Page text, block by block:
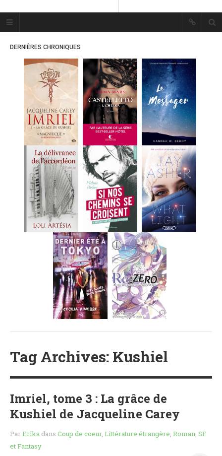
Plume Bleue
« Les mots sont les passants
« Les mots sont les passants
mystérieux de l’âme. »
ACCUEIL
LES PLUMES
MES FUTURES
LECTURES
MES CRITIQUES
MES ARTICLES
MARION
MES FUTURES
LECTURES
MES CRITIQUES
MES ARTICLES
MES FUTURES
LECTURES
MES CRITIQUES
MES FUTURES
LECTURES
MES ARTICLES
NOS CRITIQUES
NOS COUPS DE ♥
NOS VIDÉOS
DERNIÈRES CHRONIQUES
Tag Archives: Kushiel
Imriel, tome 3 : La grâce de
Kushiel de Jacqueline Carey
ParErika dans Coup de coeur, Littérature étrangère, Roman, SF
et Fantasy